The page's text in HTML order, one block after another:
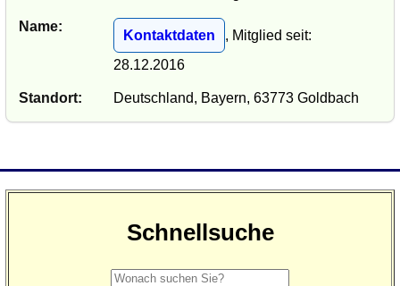
Schnellsuche
Name:
Kontaktdaten
, Mitglied seit:
28.12.2016
Standort: Deutschland, Bayern, 63773 Goldbach